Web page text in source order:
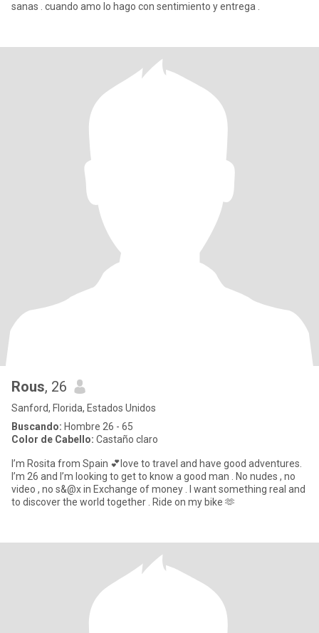
sanas . cuando amo lo hago con sentimiento y entrega .
Rous, 26
Sanford, Florida, Estados Unidos
Buscando: Hombre 26 - 65
Color de Cabello: Castaño claro
I’m Rosita from Spain 💕love to travel and have good adventures.
I’m 26 and I’m looking to get to know a good man . No nudes , no
video , no s&@x in Exchange of money . I want something real and
to discover the world together . Ride on my bike 🫶